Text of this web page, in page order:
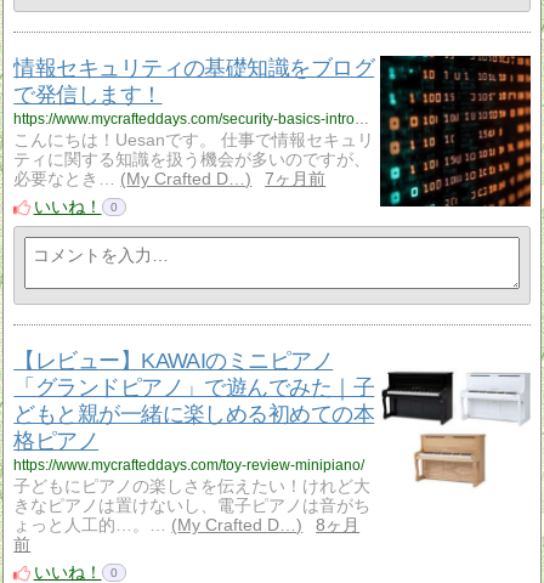
情報セキュリティの基礎知識をブログ
で発信します！
こんにちは！Uesanです。 仕事で情報セキュリ
ティに関する知識を扱う機会が多いのですが、
必要なとき…
My Crafted D…
7ヶ月前
いいね！
0
【レビュー】KAWAIのミニピアノ
「グランドピアノ」で遊んでみた｜子
どもと親が一緒に楽しめる初めての本
格ピアノ
https://www.mycrafteddays.com/toy-review-minipiano/
子どもにピアノの楽しさを伝えたい！けれど大
きなピアノは置けないし、電子ピアノは音がち
ょっと人工的…。…
My Crafted D…
8ヶ月
前
いいね！
0